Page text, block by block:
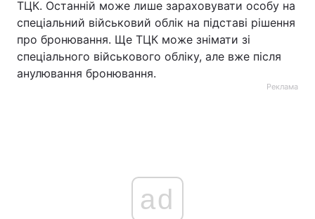
ТЦК. Останній може лише зараховувати особу на
спеціальний військовий облік на підставі рішення
про бронювання. Ще ТЦК може знімати зі
спеціального військового обліку, але вже після
анулювання бронювання.
Реклама
ad